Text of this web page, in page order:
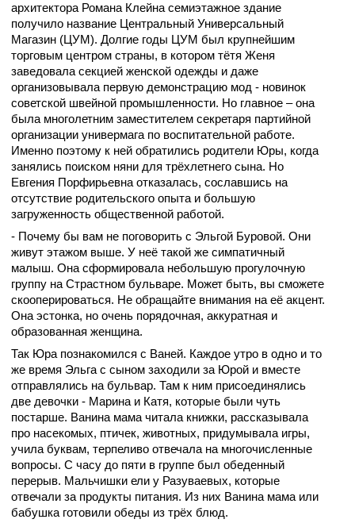
архитектора Романа Клейна семиэтажное здание
получило название Центральный Универсальный
Магазин (ЦУМ). Долгие годы ЦУМ был крупнейшим
торговым центром страны, в котором тётя Женя
заведовала секцией женской одежды и даже
организовывала первую демонстрацию мод - новинок
советской швейной промышленности. Но главное – она
была многолетним заместителем секретаря партийной
организации универмага по воспитательной работе.
Именно поэтому к ней обратились родители Юры, когда
занялись поиском няни для трёхлетнего сына. Но
Евгения Порфирьевна отказалась, сославшись на
отсутствие родительского опыта и большую
загруженность общественной работой.
- Почему бы вам не поговорить с Эльгой Буровой. Они
живут этажом выше. У неё такой же симпатичный
малыш. Она сформировала небольшую прогулочную
группу на Страстном бульваре. Может быть, вы сможете
скооперироваться. Не обращайте внимания на её акцент.
Она эстонка, но очень порядочная, аккуратная и
образованная женщина.
Так Юра познакомился с Ваней. Каждое утро в одно и то
же время Эльга с сыном заходили за Юрой и вместе
отправлялись на бульвар. Там к ним присоединялись
две девочки - Марина и Катя, которые были чуть
постарше. Ванина мама читала книжки, рассказывала
про насекомых, птичек, животных, придумывала игры,
учила буквам, терпеливо отвечала на многочисленные
вопросы. С часу до пяти в группе был обеденный
перерыв. Мальчишки ели у Разуваевых, которые
отвечали за продукты питания. Из них Ванина мама или
бабушка готовили обеды из трёх блюд.